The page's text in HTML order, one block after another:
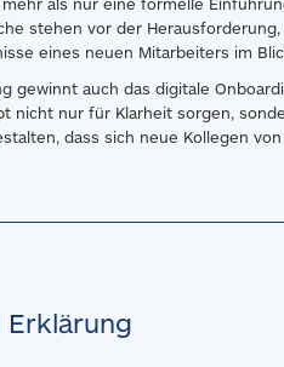
stehen vor der
eines neuen Mitarbeiters im
gewinnt auch das digitale
nicht nur für Klarheit sorgen,
dass sich neue Kollegen
Erklärung